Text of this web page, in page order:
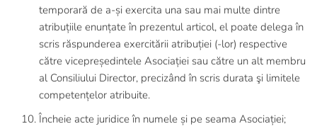
temporară de a-și exercita una sau mai multe dintre
atribuțiile enunțate în prezentul articol, el poate delega în
scris răspunderea exercitării atribuției (-lor) respective
către vicepreședintele Asociației sau către un alt membru
al Consiliului Director, precizând în scris durata şi limitele
competențelor atribuite.
Încheie acte juridice în numele și pe seama Asociației;